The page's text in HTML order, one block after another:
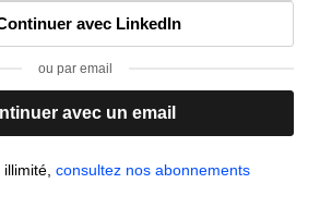
avec LinkedIn
ou par email
avec un email
consultez nos abonnements